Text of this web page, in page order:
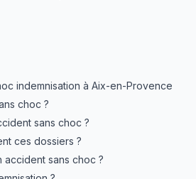
indemnisation à Aix-en-Provence
choc ?
sans choc ?
ces dossiers ?
sans choc ?